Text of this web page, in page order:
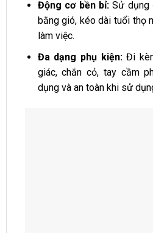
Động cơ bền bỉ:Sử dụng
bằng gió, kéo dài tuổi thọ
làm việc.
Đa dạng phụ kiện:Đi
giác, chắn cỏ, tay cầm
dụng và an toàn khi sử